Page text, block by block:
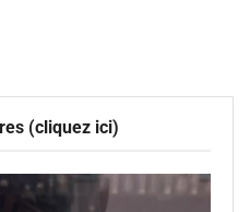
(cliquez ici)